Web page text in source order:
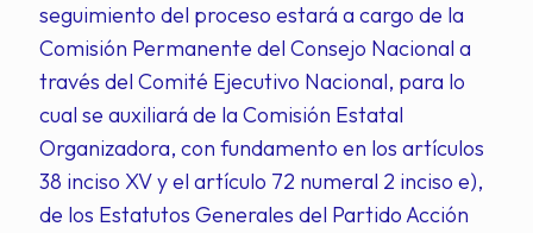
seguimiento del proceso estará a cargo de la
Comisión Permanente del Consejo Nacional a
través del Comité Ejecutivo Nacional, para lo
cual se auxiliará de la Comisión Estatal
Organizadora, con fundamento en los artículos
38 inciso XV y el artículo 72 numeral 2 inciso e),
de los Estatutos Generales del Partido Acción